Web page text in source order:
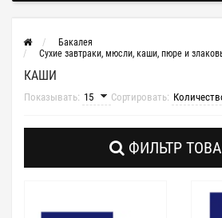
Бакалея
Сухие завтраки, мюсли, каши, пюре и
КАШИ
Показывать: Сортировать:
ФИЛЬТР